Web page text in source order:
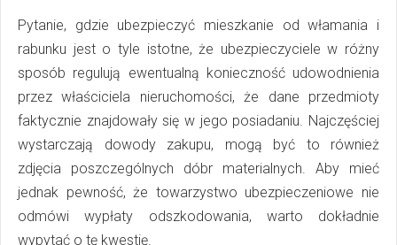
Pytanie, gdzie ubezpieczyć mieszkanie od włamania i
rabunku jest o tyle istotne, że ubezpieczyciele w różny
sposób regulują ewentualną konieczność udowodnienia
przez właściciela nieruchomości, że dane przedmioty
faktycznie znajdowały się w jego posiadaniu. Najczęściej
wystarczają dowody zakupu, mogą być to również
zdjęcia poszczególnych dóbr materialnych. Aby mieć
jednak pewność, że towarzystwo ubezpieczeniowe nie
odmówi wypłaty odszkodowania, warto dokładnie
wypytać o tę kwestię.